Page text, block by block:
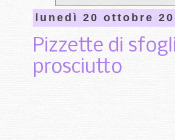
lunedì 20 ottobre
Pizzette di
prosciutto